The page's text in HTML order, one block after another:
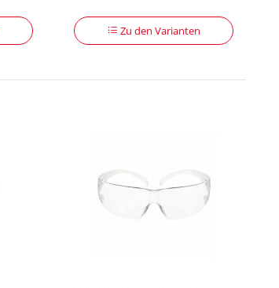
Zu den Varianten